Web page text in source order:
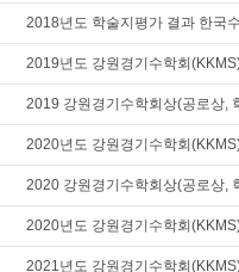
2018년도 학술지평가 결과 한국
2019년도 강원경기수학회
2019 강원경기수학회상(공로상,
2020년도 강원경기수학회
2020 강원경기수학회상(공로상,
2020년도 강원경기수학회
2021년도 강원경기수학회